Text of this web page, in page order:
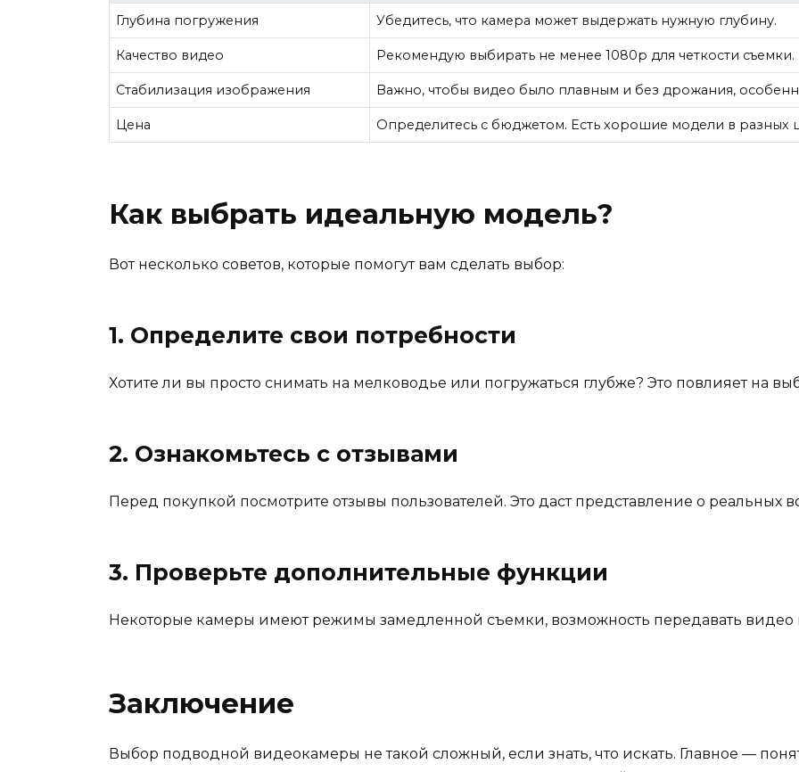
Глубина погружения Убедитесь, что камера может выдержать нужную глубину.
Качество видео Рекомендую выбирать не менее 1080p для четкости съемки.
Стабилизация изображения Важно, чтобы видео было плавным и без дрожания,
Цена Определитесь с бюджетом. Есть хорошие модели в разных
Как выбрать идеальную модель?
Вот несколько советов, которые помогут вам сделать выбор:
1. Определите свои потребности
Хотите ли вы просто снимать на мелководье или погружаться глубже? Это повлияет на
2. Ознакомьтесь с отзывами
Перед покупкой посмотрите отзывы пользователей. Это даст представление о реальных
3. Проверьте дополнительные функции
Некоторые камеры имеют режимы замедленной съемки, возможность передавать видео
Заключение
Выбор подводной видеокамеры не такой сложный, если знать, что искать. Главное —